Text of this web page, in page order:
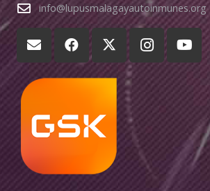
info@lupusmalagayautoinmunes.org